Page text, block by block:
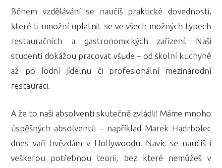
Během vzdělávání se naučíš praktické dovednosti,
které ti umožní uplatnit se ve všech možných typech
restauračních a gastronomických zařízení. Naši
studenti dokážou pracovat všude – od školní kuchyně
až po lodní jídelnu či profesionální mezinárodní
restauraci.
A že to naši absolventi skutečně zvládli! Máme mnoho
úspěšných absolventů – například Marek Hadrbolec
dnes vaří hvězdám v Hollywoodu. Navíc se naučíš i
veškerou potřebnou teorii, bez které nemůžeš v